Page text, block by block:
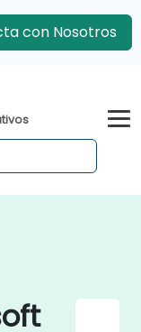
con Nosotros